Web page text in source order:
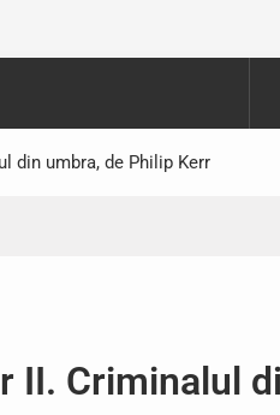
din umbra, de Philip Kerr
II. Criminalul